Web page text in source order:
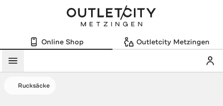
Online Shop Outletcity Metzingen
Menü
Rucksäcke